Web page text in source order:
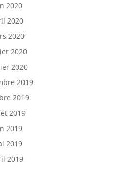
2020
2020
2020
2020
2020
2019
2019
2019
2019
2019
2019